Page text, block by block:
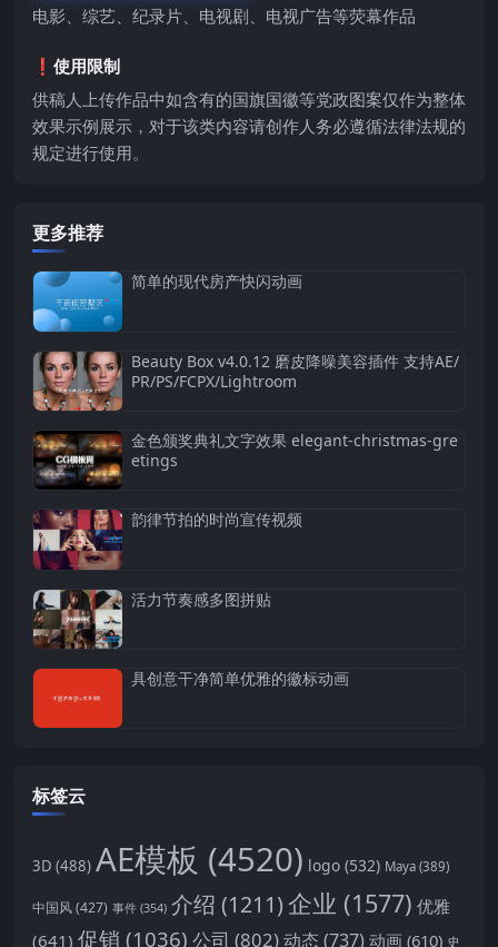
电影、综艺、纪录片、电视剧、电视广告等荧幕作品
❗️使用限制
供稿人上传作品中如含有的国旗国徽等党政图案仅作为整体
效果示例展示，对于该类内容请创作人务必遵循法律法规的
规定进行使用。
更多推荐
简单的现代房产快闪动画
Beauty Box v4.0.12 磨皮降噪美容插件 支持AE/
PR/PS/FCPX/Lightroom
金色颁奖典礼文字效果 elegant-christmas-gre
etings
韵律节拍的时尚宣传视频
活力节奏感多图拼贴
具创意干净简单优雅的徽标动画
标签云
3D (488) AE模板 (4520) logo (532) Maya (389)
中国风(427) 事件 (354) 介绍 (1211)企业 (1577) 优雅
(641) 促销 (1036) 公司 (802)动态 (737) 动画 (610) 史